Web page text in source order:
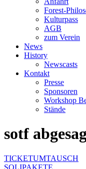
Forest-
Kulturpass
AGB
zum Verein
News
History
Newscasts
Kontakt
Presse
Sponsoren
Workshop
Stände
sotf
TICKETUMTAUSCH
SOLIPAKETE